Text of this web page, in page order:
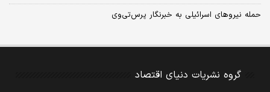
حمله نیروهای اسرائیلی به خبرنگار پرس‌تی‌وی
گروه نشریات دنیای اقتصاد